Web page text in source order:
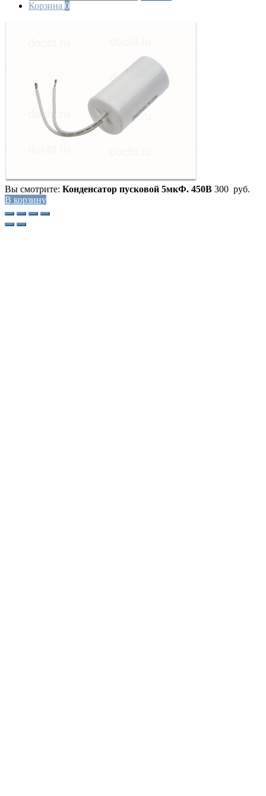
Корзина 0
Вы смотрите: Конденсатор пусковой 5мкФ. 450В 300 руб.
В корзину